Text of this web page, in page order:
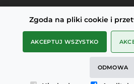
Zgoda na pliki cookie i
AKCEPTUJ WSZYSTKO
ODMOWA
POLECANE STRONY
Profile mosiężne